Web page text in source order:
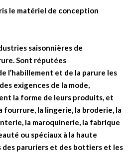
le matériel de conception
saisonnières de
Sont réputées
l’habillement et de la parure les
exigences de la mode,
la forme de leurs produits, et
fourrure, la lingerie, la broderie, la
la maroquinerie, la fabrique
ou spéciaux à la haute
paruriers et des bottiers et les